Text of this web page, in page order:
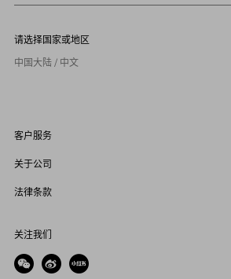
请选择国家或地区
中国大陆 / 中文
客户服务
关于公司
法律条款
关注我们